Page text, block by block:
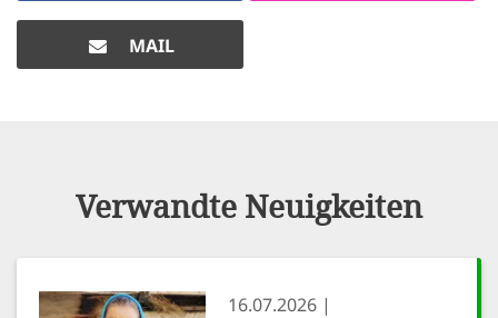
MAIL
Verwandte Neuigkeiten
16.07.2026